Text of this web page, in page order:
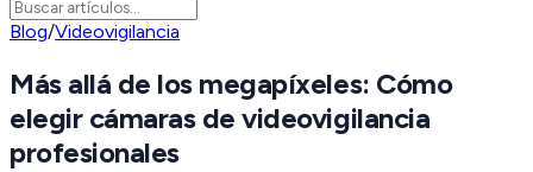
Blog/Videovigilancia
Más allá de los megapíxeles: Cómo
elegir cámaras de videovigilancia
profesionales